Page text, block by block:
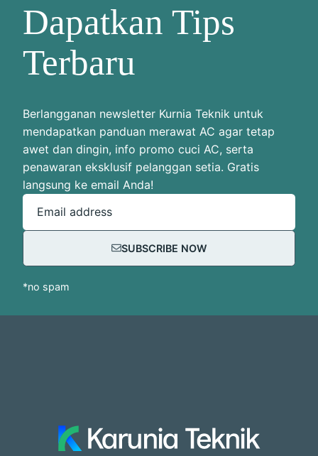
Dapatkan Tips
Terbaru
Berlangganan newsletter Kurnia Teknik untuk
mendapatkan panduan merawat AC agar tetap
awet dan dingin, info promo cuci AC, serta
penawaran eksklusif pelanggan setia. Gratis
langsung ke email Anda!
Email address
SUBSCRIBE NOW
*no spam